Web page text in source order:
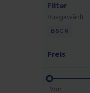
Filter
Ausgewählt
B&C
Preis
Von